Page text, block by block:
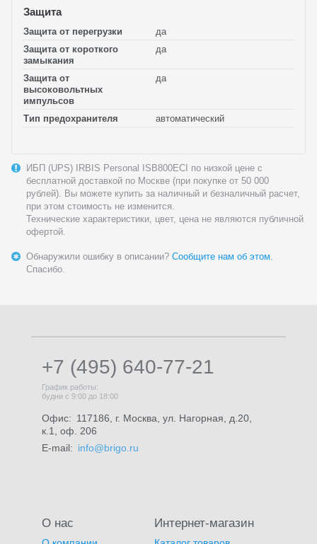
Защита
Защита от перегрузки
да
Защита от короткого
замыкания
да
Защита от
высоковольтных
импульсов
да
Тип предохранителя автоматический
ИБП (UPS) IRBIS Personal ISB800ECI по низкой цене с
бесплатной доставкой по Москве (при покупке от 50 000
рублей). Вы можете купить за наличный и безналичный расчет,
при этом стоимость не изменится.
Технические характеристики, цвет, цена не являются публичной
офертой.
Обнаружили ошибку в описании? Сообщите нам об этом.
Спасибо.
+7 (495) 640-77-21
График работы:
будни с 9:00 до 18:00
Офис: 117186, г. Москва, ул. Нагорная, д.20,
к.1, оф. 206
E-mail: info@brigo.ru
О нас Интернет-магазин